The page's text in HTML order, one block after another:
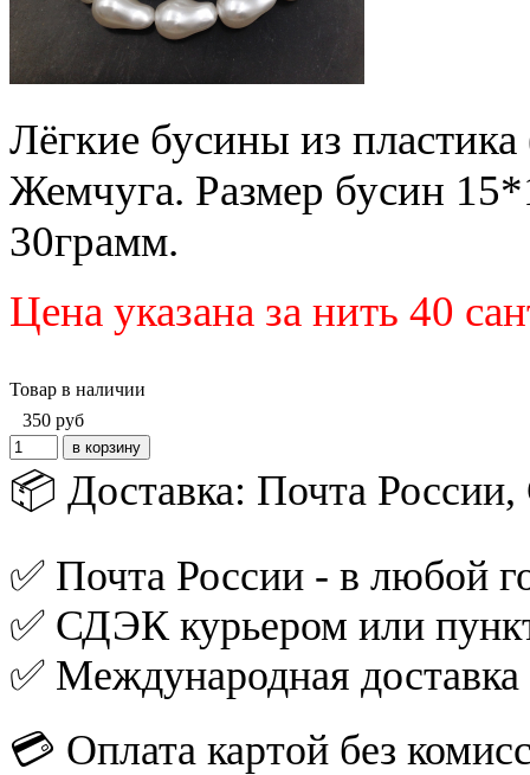
Лёгкие бусины из
Жемчуга. Размер бусин
30грамм.
Цена указана за нить 40
Товар в наличии
350 руб
📦 Доставка: Почта
✅ Почта России - в любой
✅ СДЭК курьером или
✅ Международная
💳 Оплата картой без